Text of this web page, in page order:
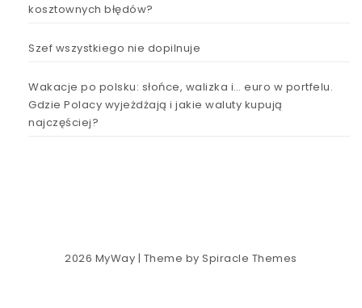
kosztownych błędów?
Szef wszystkiego nie dopilnuje
Wakacje po polsku: słońce, walizka i… euro w portfelu.
Gdzie Polacy wyjeżdżają i jakie waluty kupują
najczęściej?
2026 MyWay | Theme bySpiracle Themes